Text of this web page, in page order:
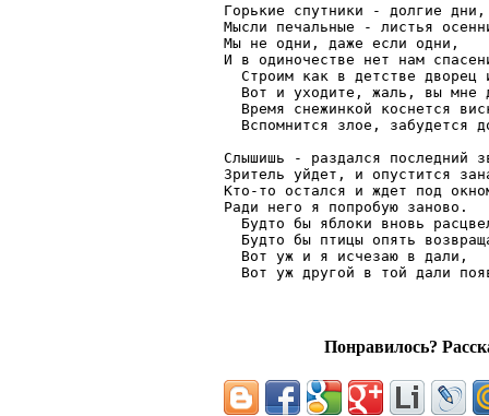
Горькие спутники - долгие дни,
Мысли печальные - листья
Мы не одни, даже если одни,
И в одиночестве нет нам
Строим как в детстве дворец
Вот и уходите, жаль, вы мне
Время снежинкой коснется
Вспомнится злое, забудется
Слышишь - раздался последний
Зритель уйдет, и опустится
Кто-то остался и ждет под
Ради него я попробую заново.
Будто бы яблоки вновь
Будто бы птицы опять
  Вот уж и я исчезаю в дали,
Понравилось?